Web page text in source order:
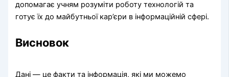
допомагає учням розуміти роботу технологій та
готує їх до майбутньої кар’єри в інформаційній сфері.
Висновок
Дані — це факти та інформація, які ми можемо